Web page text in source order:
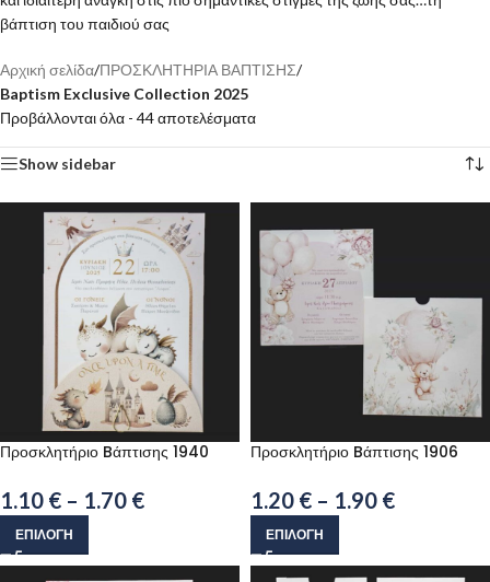
βάπτιση του παιδιού σας
Αρχική σελίδα/ΠΡΟΣΚΛΗΤΗΡΙΑ ΒΑΠΤΙΣΗΣ/
Baptism Exclusive Collection 2025
Προβάλλονται όλα - 44 αποτελέσματα
Show sidebar
Προσκλητήριο Bάπτισης 1940
1.10 € – 1.70 €
ΕΠΙΛΟΓΉ
Προσκλητήριο Bάπτισης 1906
1.20 € – 1.90 €
ΕΠΙΛΟΓΉ